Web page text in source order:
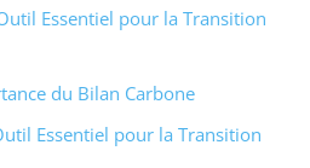
Essentiel pour la Transition
du Bilan Carbone
Essentiel pour la Transition